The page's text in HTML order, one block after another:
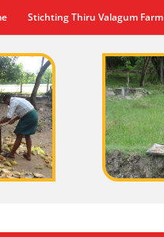
Stichting Thiru Valagum Farm